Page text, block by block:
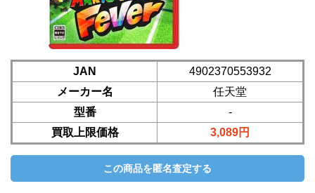
JAN
4902370553932
メーカー名
任天堂
型番
-
買取上限価格
3,089円